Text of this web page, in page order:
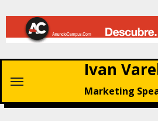
contenido
Ivan
Marketing